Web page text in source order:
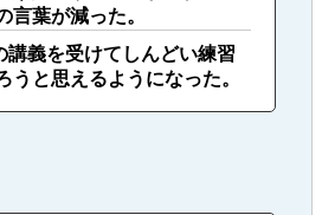
言葉が減った。
講義を受けてしんどい練習
うと思えるようになった。